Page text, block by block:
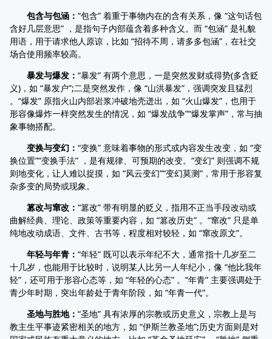
包含与包涵： “包含” 着重于事物内在的含有关系，像 “这句话包
含好几层意思” ，是指句子内部蕴含着多种含义。而 “包涵” 是礼貌
用语，用于请求他人原谅，比如 “招待不周，请多多包涵”，在社交
场合使用频率较高。
暴发与爆发： “暴发” 有两个意思，一是突然发财或得势(多含贬
义)，如 “暴发户”;二是突然发作，像 “山洪暴发”，强调突发且猛烈
。“爆发” 原指火山内部岩浆冲破地壳迸出，如 “火山爆发”，也用于
形容像爆炸一样突然发生的情况，如 “爆发战争”“爆发掌声”，常与抽
象事物搭配。
变换与变幻： “变换” 意味着事物的形式或内容发生改变，如 “变
换位置”“变换手法” ，是有规律、可预期的改变。“变幻” 则强调不规
则地变化，让人难以捉摸，如 “风云变幻”“变幻莫测”，常用于形容复
杂多变的局势或现象。
篡改与窜改： “篡改” 带有明显的贬义，指用不正当手段改动或
曲解经典、理论、政策等重要内容，如 “篡改历史” 。“窜改” 只是单
纯地改动成语、文件、古书等，程度相对较轻，如 “窜改原文”。
年轻与年青： “年轻” 既可以表示年纪不大，通常指十几岁至二
十几岁，也能用于比较时，说明某人比另一人年纪小，像 “他比我年
轻”，还可用于形容心态等，如 “年轻的心态” 。“年青” 主要强调处于
青少年时期，突出年龄处于青年阶段，如 “年青一代”。
圣地与胜地： “圣地” 具有浓厚的宗教或历史意义，宗教上是与
教主生平事迹紧密相关的地方，如 “伊斯兰教圣地”;历史方面则是对